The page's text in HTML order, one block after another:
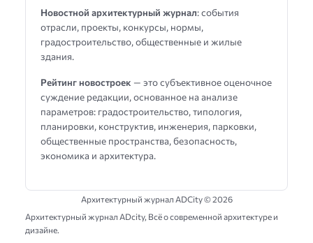
Новостной архитектурный журнал: события
отрасли, проекты, конкурсы, нормы,
градостроительство, общественные и жилые
здания.
Рейтинг новостроек — это субъективное оценочное
суждение редакции, основанное на анализе
параметров: градостроительство, типология,
планировки, конструктив, инженерия, парковки,
общественные пространства, безопасность,
экономика и архитектура.
Архитектурный журнал ADCity ©2026
Архитектурный журнал ADсity, Всё о современной архитектуре и
дизайне.